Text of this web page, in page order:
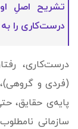
تشریح اصلِ
درست‌کاری را
درست‌کاری،
(فردی و
پایه‌ی حقایق،
سازمانی